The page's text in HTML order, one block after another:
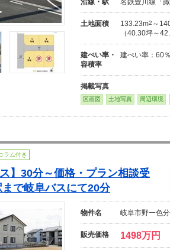
土地面積 133.23m2 ～
（40.30坪～
建ぺい率・
容積率
建ぺい率：60
掲載写真
区画図 土地写真 周辺環境
ラム付き
ス】30分～価格・プラン相談受
で岐阜バスにて20分
物件名 岐阜市野一色
販売価格 1498万円